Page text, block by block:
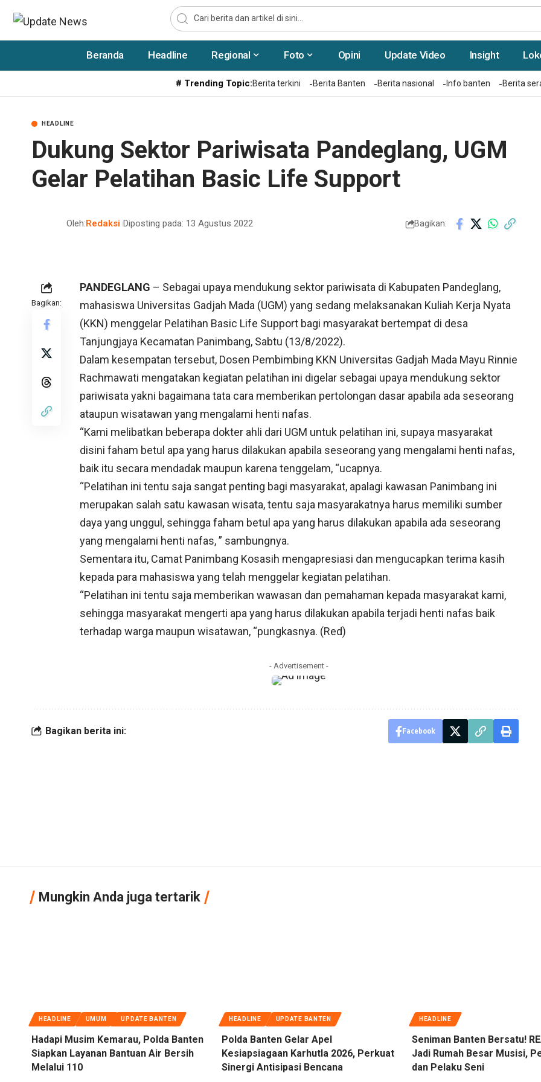
Beranda Headline Regional Foto Opini Update Video Insight
# Trending Topic:Berita terkini Berita Banten Berita nasional Info banten Berita
HEADLINE
Dukung Sektor Pariwisata Pandeglang, UGM
Gelar Pelatihan Basic Life Support
Oleh:Redaksi Diposting pada: 13 Agustus 2022 Bagikan:
Bagikan:
PANDEGLANG – Sebagai upaya mendukung sektor pariwisata di Kabupaten Pandeglang,
mahasiswa Universitas Gadjah Mada (UGM) yang sedang melaksanakan Kuliah Kerja Nyata
(KKN) menggelar Pelatihan Basic Life Support bagi masyarakat bertempat di desa
Tanjungjaya Kecamatan Panimbang, Sabtu (13/8/2022).
Dalam kesempatan tersebut, Dosen Pembimbing KKN Universitas Gadjah Mada Mayu Rinnie
Rachmawati mengatakan kegiatan pelatihan ini digelar sebagai upaya mendukung sektor
pariwisata yakni bagaimana tata cara memberikan pertolongan dasar apabila ada seseorang
ataupun wisatawan yang mengalami henti nafas.
“Kami melibatkan beberapa dokter ahli dari UGM untuk pelatihan ini, supaya masyarakat
disini faham betul apa yang harus dilakukan apabila seseorang yang mengalami henti nafas,
baik itu secara mendadak maupun karena tenggelam, “ucapnya.
“Pelatihan ini tentu saja sangat penting bagi masyarakat, apalagi kawasan Panimbang ini
merupakan salah satu kawasan wisata, tentu saja masyarakatnya harus memiliki sumber
daya yang unggul, sehingga faham betul apa yang harus dilakukan apabila ada seseorang
yang mengalami henti nafas, ” sambungnya.
Sementara itu, Camat Panimbang Kosasih mengapresiasi dan mengucapkan terima kasih
kepada para mahasiswa yang telah menggelar kegiatan pelatihan.
“Pelatihan ini tentu saja memberikan wawasan dan pemahaman kepada masyarakat kami,
sehingga masyarakat mengerti apa yang harus dilakukan apabila terjadi henti nafas baik
terhadap warga maupun wisatawan, “pungkasnya. (Red)
- Advertisement -
Bagikan berita ini: Facebook
Mungkin Anda juga tertarik
HEADLINE UMUM UPDATE BANTEN
Hadapi Musim Kemarau, Polda Banten
Siapkan Layanan Bantuan Air Bersih
Melalui 110
HEADLINE UPDATE BANTEN
Polda Banten Gelar Apel
Kesiapsiagaan Karhutla 2026, Perkuat
Sinergi Antisipasi Bencana
HEADLINE
Seniman Banten Bersatu!
Jadi Rumah Besar Musisi,
dan Pelaku Seni